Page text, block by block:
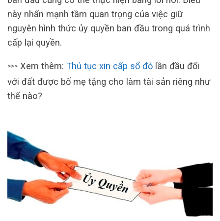
này nhấn mạnh tầm quan trọng của việc giữ
nguyên hình thức ủy quyền ban đầu trong quá trình
cấp lại quyền.
>>> Xem thêm: Thủ tục xin cấp sổ đỏ lần đầu đối
với đất được bố mẹ tặng cho làm tài sản riêng như
thế nào?